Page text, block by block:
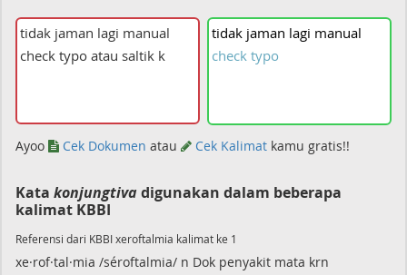
tidak jaman lagi manual
check typo
Ayoo Cek Dokumen atau Cek Kalimat kamu gratis!!
Kata konjungtivadigunakan dalam beberapa
kalimat KBBI
Referensi dari KBBI xeroftalmia kalimat ke 1
xe·rof·tal·mia /séroftalmia/ n Dok penyakit mata krn